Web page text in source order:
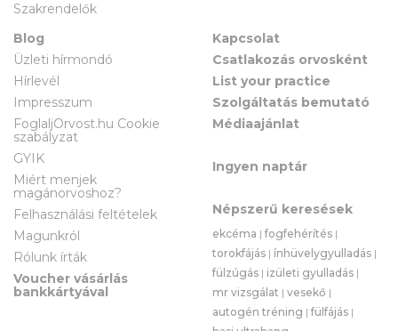
Szakrendelők
Blog
Üzleti hírmondó
Hírlevél
Impresszum
FoglaljOrvost.hu Cookie
szabályzat
GYIK
Miért menjek
magánorvoshoz?
Felhasználási feltételek
Magunkról
Rólunk írták
Voucher vásárlás
bankkártyával
Kapcsolat
Csatlakozás orvosként
List your practice
Szolgáltatás bemutató
Médiaajánlat
Ingyen naptár
Népszerű keresések
ekcéma |fogfehérítés |
torokfájás | ínhüvelygyulladás |
fülzúgás | izületi gyulladás |
mr vizsgálat | vesekő |
autogén tréning |fülfájás |